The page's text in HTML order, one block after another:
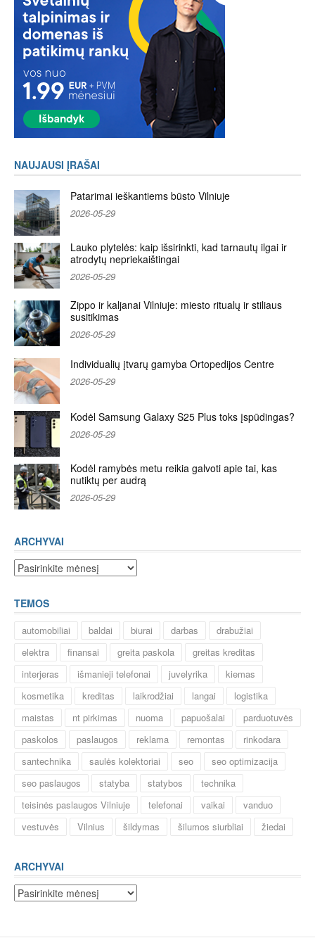
NAUJAUSI ĮRAŠAI
Patarimai ieškantiems būsto Vilniuje
2026-05-29
Lauko plytelės: kaip išsirinkti, kad tarnautų ilgai ir
atrodytų nepriekaištingai
2026-05-29
Zippo ir kaljanai Vilniuje: miesto ritualų ir stiliaus
susitikimas
2026-05-29
Individualių įtvarų gamyba Ortopedijos Centre
2026-05-29
Kodėl Samsung Galaxy S25 Plus toks įspūdingas?
2026-05-29
Kodėl ramybės metu reikia galvoti apie tai, kas
nutiktų per audrą
2026-05-29
ARCHYVAI
Archyvai
TEMOS
automobiliai baldai biurai darbas
drabužiai
elektra
finansai greita paskola
greitas kreditas
interjeras
išmanieji telefonai juvelyrika
kiemas
kosmetika
kreditas laikrodžiai langai
logistika
maistas
nt pirkimas nuoma papuošalai
parduotuvės
paskolos
paslaugos reklama remontas
rinkodara
santechnika
saulės kolektoriai seo
seo optimizacija
seo paslaugos
statyba statybos
technika
teisinės paslaugos Vilniuje
telefonai vaikai
vanduo
vestuvės
Vilnius šildymas šilumos siurbliai žiedai
ARCHYVAI
Archyvai